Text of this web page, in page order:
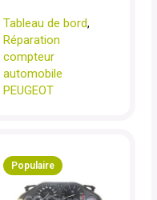
Tableau de bord,
Réparation
compteur
automobile
PEUGEOT
Populaire